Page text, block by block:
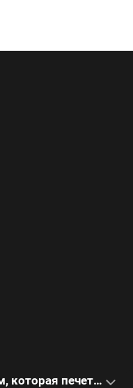
Видеоинтервью с кондитером, которая печет парящие торты